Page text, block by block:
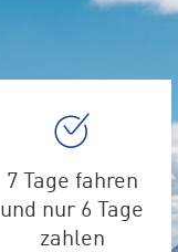
7 Tage fahren
und nur 6 Tage
zahlen